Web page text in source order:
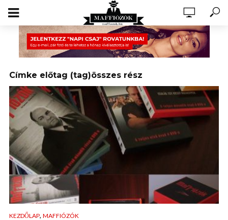
Címke előtag (tag)összes rész
KEZDŐLAP, MAFFIÓZÓK